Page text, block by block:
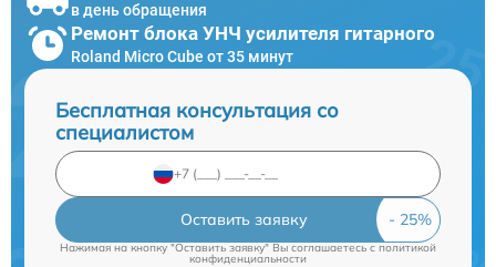
в день обращения
Ремонт блока УНЧ усилителя гитарного
Roland Micro Cube от 35 минут
Бесплатная консультация со
специалистом
Оставить заявку
Нажимая на кнопку "Оставить заявку" Вы соглашаетесь cполитикой
конфиденциальности